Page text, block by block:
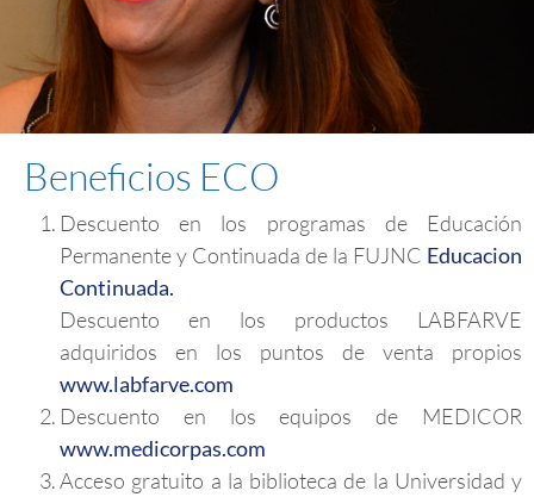
Beneficios ECO
Descuento en los programas de Educación
Permanente y Continuada de la FUJNC Educacion
Continuada.
Descuento en los productos LABFARVE
adquiridos en los puntos de venta propios
www.labfarve.com
Descuento en los equipos de MEDICOR
www.medicorpas.com
Acceso gratuito a la biblioteca de la Universidad y